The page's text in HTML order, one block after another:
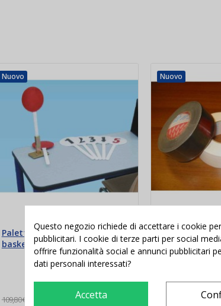
Nuovo
Palette segnalazione falli
basket
109,80 € -21,80 €
Nuovo
Nastro
segnacampo
38,00 €
Questo negozio richiede di accettare i cookie
pubblicitari. I cookie di terze parti per social
offrire funzionalità social e annunci pubblicitari
dati personali interessati?
Accetta